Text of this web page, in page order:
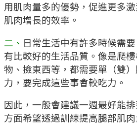
用肌肉量多的優勢，促進更多
肌肉增長的效率。
二、 日常生活中有許多時候需
有比較好的生活品質。像是爬
物、撿東西等，都需要單（雙
力，要完成這些事會較吃力。
因此，一般會建議一週最好能
方面希望透過訓練提高腿部肌肉